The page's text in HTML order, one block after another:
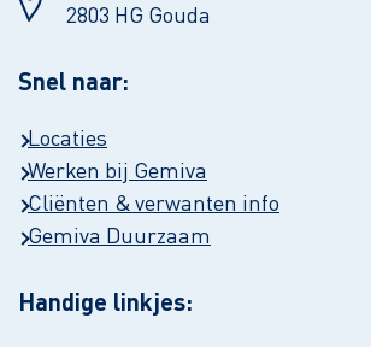
2803 HG Gouda
Snel naar:
Locaties
Werken bij Gemiva
Cliënten & verwanten info
Gemiva Duurzaam
Handige linkjes: